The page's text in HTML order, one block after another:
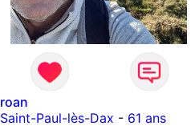
roan
Saint-Paul-lès-Dax - 61 ans